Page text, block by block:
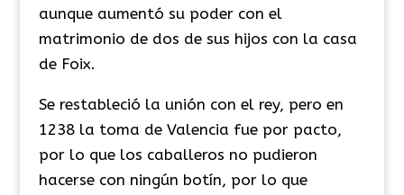
aunque aumentó su poder con el
matrimonio de dos de sus hijos con la casa
de Foix.
Se restableció la unión con el rey, pero en
1238 la toma de Valencia fue por pacto,
por lo que los caballeros no pudieron
hacerse con ningún botín, por lo que